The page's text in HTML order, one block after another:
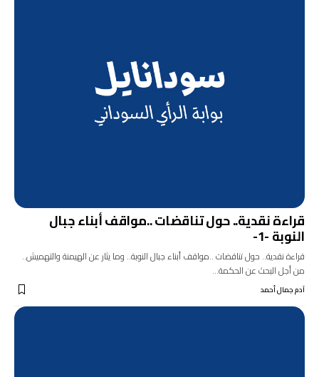
قراءة نقدية.. حول تناقضات ..مواقف أبناء جبال
النوبة -1-
قراءة نقدية.. حول تناقضات ..مواقف أبناء جبال النوبة.. وما يثار عن الهيمنة والتهميش..
من أجل البحث عن الحكمة…
آدم جمال أحمد